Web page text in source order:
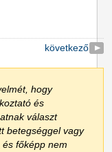
következő
hogy
és
választ
betegséggel vagy
főképp nem